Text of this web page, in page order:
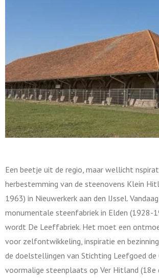
Een beetje uit de regio, maar wellicht
herbestemming van de steenovens Klein
1963) in Nieuwerkerk aan den IJssel.
monumentale steenfabriek in Elden (1928-
wordt De Leeffabriek. Het moet een
voor zelfontwikkeling, inspiratie en
de doelstellingen van Stichting Leefgoed
voormalige steenplaats op Ver Hitland